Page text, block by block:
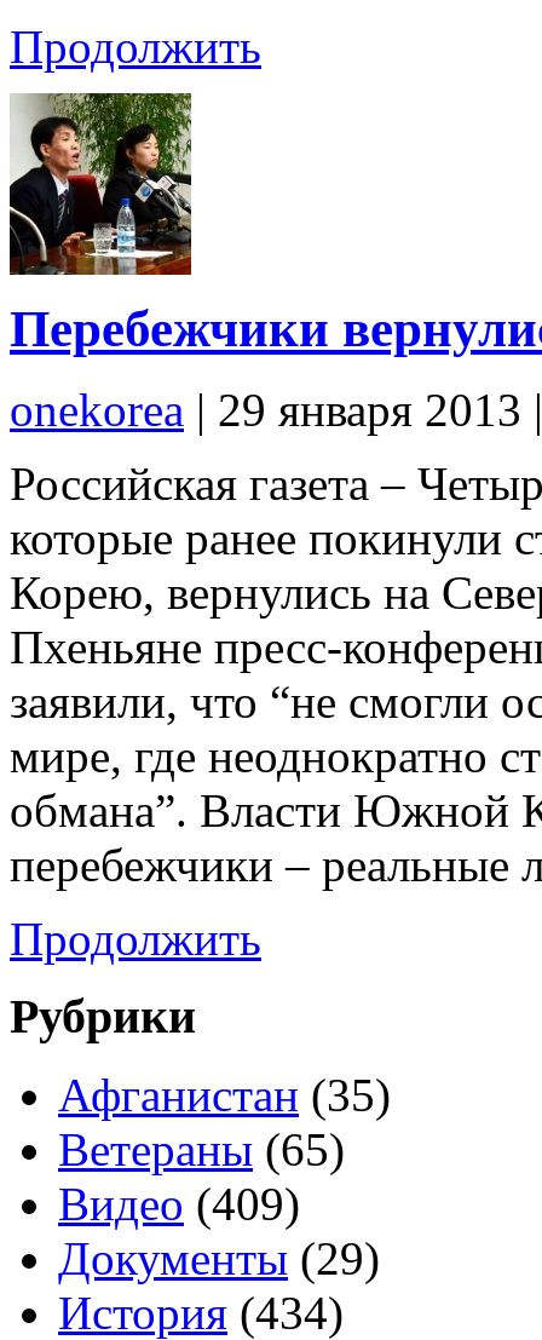
Продолжить
Перебежчики
onekorea | 29 января 2013
Российская газета –
которые ранее покинули
Корею, вернулись на
Пхеньяне пресс-
заявили, что “не смогли
мире, где неоднократно
обмана”. Власти Южной
перебежчики – реальные
Продолжить
Рубрики
Афганистан (35)
Ветераны (65)
Видео (409)
Документы (29)
История (434)